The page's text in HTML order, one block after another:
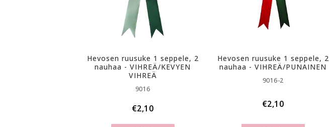
Hevosen ruusuke 1 seppele, 2
nauhaa - VIHREÄ/KEVYEN
VIHREÄ
9016
€2,10
Hevosen ruusuke 1 seppele, 2
nauhaa - VIHREÄ/PUNAINEN
9016-2
€2,10